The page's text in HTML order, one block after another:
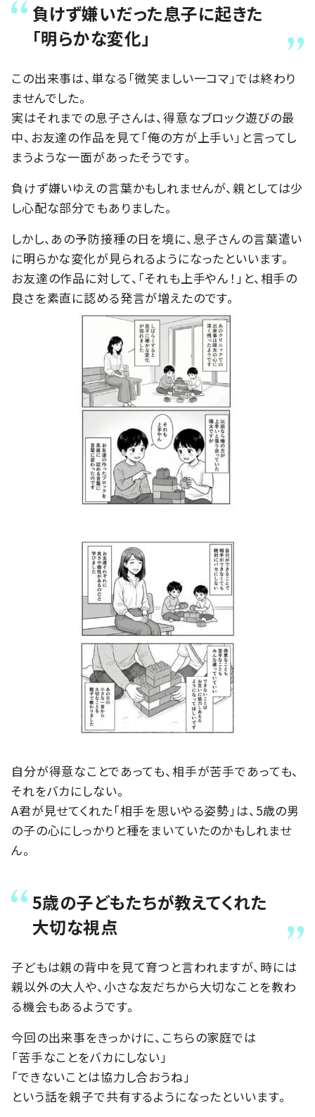
負けず嫌いだった息子に起きた
「明らかな変化」
この出来事は、単なる「微笑ましい一コマ」では終わり
ませんでした。
実はそれまでの息子さんは、得意なブロック遊びの最
中、お友達の作品を見て「俺の方が上手い」と言ってし
まうような一面があったそうです。
負けず嫌いゆえの言葉かもしれませんが、親としては少
し心配な部分でもありました。
しかし、あの予防接種の日を境に、息子さんの言葉遣い
に明らかな変化が見られるようになったといいます。
お友達の作品に対して、「それも上手やん！」と、相手の
良さを素直に認める発言が増えたのです。
自分が得意なことであっても、相手が苦手であっても、
それをバカにしない。
A君が見せてくれた「相手を思いやる姿勢」は、5歳の男
の子の心にしっかりと種をまいていたのかもしれませ
ん。
5歳の子どもたちが教えてくれた
大切な視点
子どもは親の背中を見て育つと言われますが、時には
親以外の大人や、小さな友だちから大切なことを教わ
る機会もあるようです。
今回の出来事をきっかけに、こちらの家庭では
「苦手なことをバカにしない」
「できないことは協力し合おうね」
という話を親子で共有するようになったといいます。